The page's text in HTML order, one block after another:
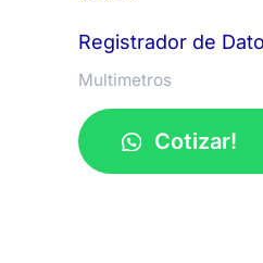
Registrador de
Multimetros
Cotizar!